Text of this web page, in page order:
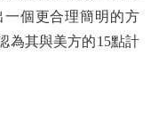
個更合理簡明的方
為其與美方的15點計